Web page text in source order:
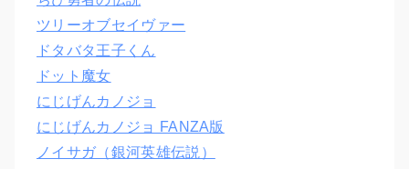
ツリーオブセイヴァー
ドタバタ王子くん
ドット魔女
にじげんカノジョ
にじげんカノジョ FANZA版
ノイサガ（銀河英雄伝説）